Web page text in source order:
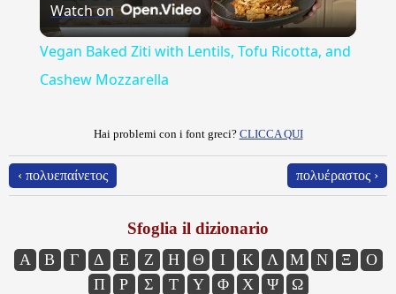
Video
Watch on
Vegan Baked Ziti with Lentils, Tofu Ricotta, and
Cashew Mozzarella
Hai problemi con i font greci? CLICCA QUI
‹ πολυεπαίνετος πολυέραστος ›
Sfoglia il dizionario
Α Β Γ Δ Ε Ζ Η Θ Ι Κ Λ Μ Ν Ξ
Ο
Π
Ρ Σ Τ Υ Φ Χ Ψ Ω